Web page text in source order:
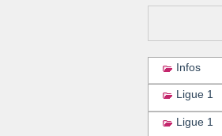
Infos
Ligue 1
Ligue 1